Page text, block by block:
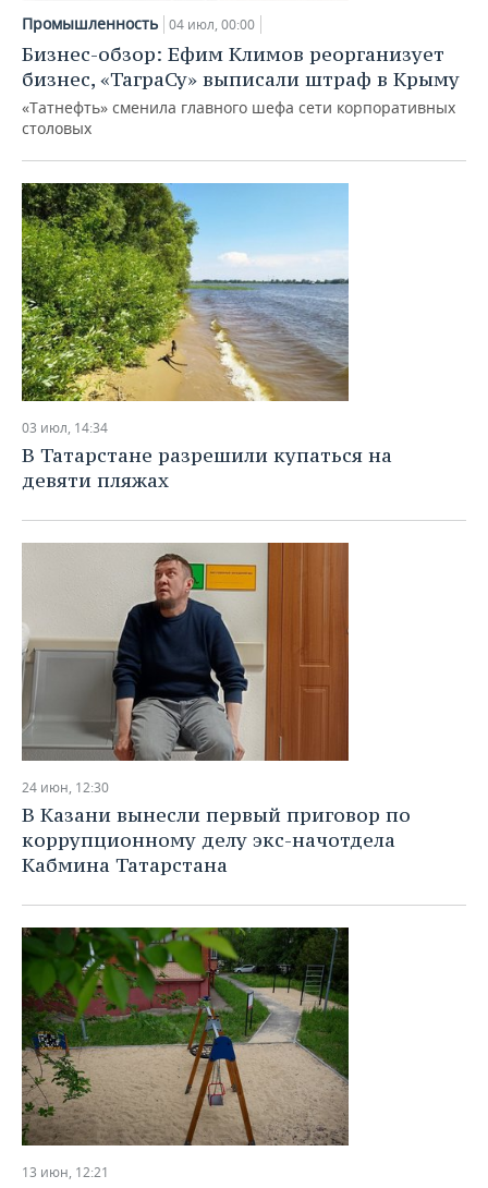
Промышленность 04 июл, 00:00
Бизнес-обзор: Ефим Климов реорганизует
бизнес, «ТаграСу» выписали штраф в Крыму
«Татнефть» сменила главного шефа сети корпоративных
столовых
03 июл, 14:34
В Татарстане разрешили купаться на
девяти пляжах
24 июн, 12:30
В Казани вынесли первый приговор по
коррупционному делу экс-начотдела
Кабмина Татарстана
13 июн, 12:21